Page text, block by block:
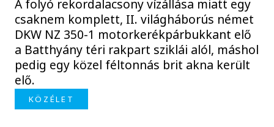
A folyó rekordalacsony vízállása miatt egy
csaknem komplett, II. világháborús német
DKW NZ 350-1 motorkerékpárbukkant elő
a Batthyány téri rakpart sziklái alól, máshol
pedig egy közel féltonnás brit akna került
elő.
KÖZÉLET